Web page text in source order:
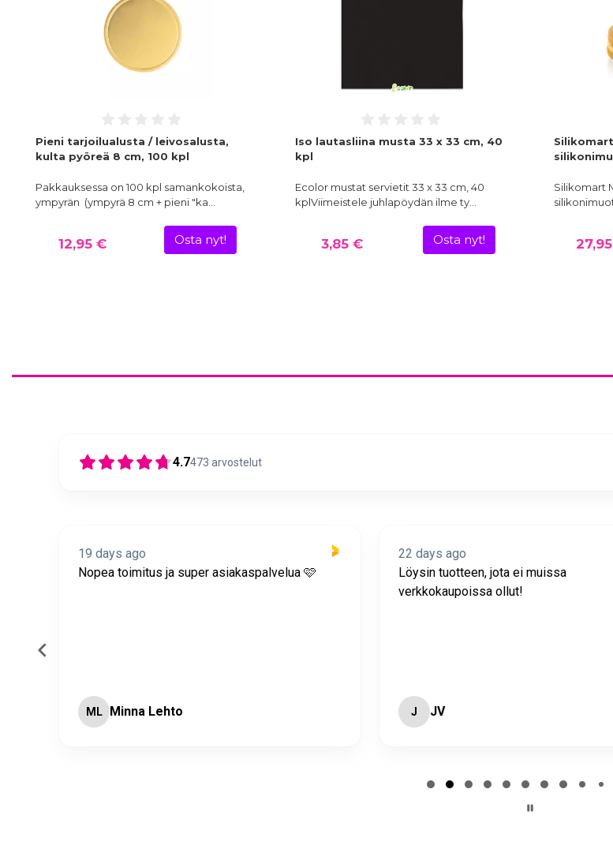
Pieni tarjoilualusta / leivosalusta,
kulta pyöreä 8 cm, 100 kpl
Pakkauksessa on 100 kpl samankokoista,
ympyrän (ympyrä 8 cm + pieni "ka…
12,95 € Osta nyt!
Iso lautasliina musta 33 x 33 cm, 40
kpl
Ecolor mustat servietit 33 x 33 cm, 40
kplViimeistele juhlapöydän ilme ty…
3,85 € Osta nyt!
Silikomart
Silikomart
4.7473 arvostelut
19 days ago
Nopea toimitus ja super asiakaspalvelua 🩷
ML Minna Lehto
22 days ago
Löysin tuotteen, jota ei muissa
verkkokaupoissa ollut!
J JV